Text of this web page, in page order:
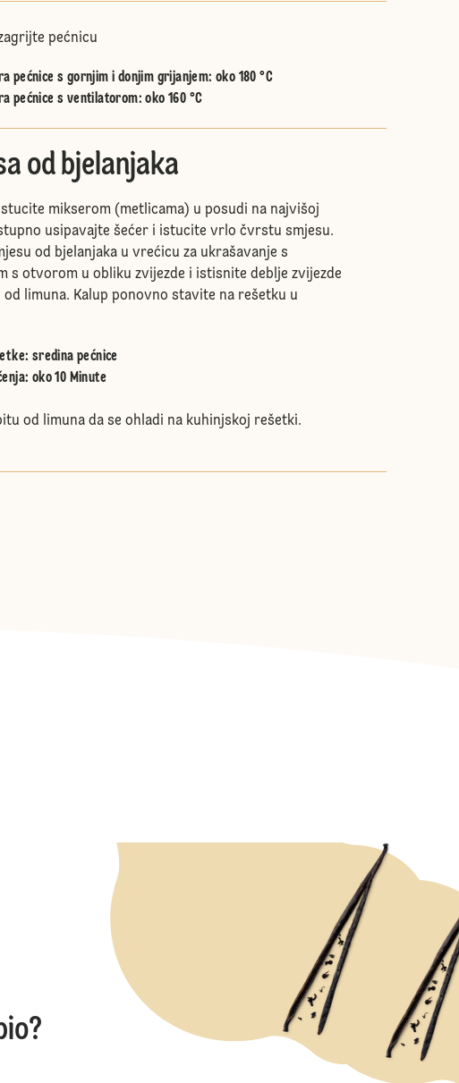
pećnicu
pećnice s gornjim i donjim grijanjem: oko 180 °C
pećnice s ventilatorom: oko 160 °C
od bjelanjaka
mikserom (metlicama) u posudi na najvišoj
usipavajte šećer i istucite vrlo čvrstu smjesu.
od bjelanjaka u vrećicu za ukrašavanje s
s otvorom u obliku zvijezde i istisnite deblje zvijezde
od limuna. Kalup ponovno stavite na rešetku u
: sredina pećnice
oko 10 Minute
od limuna da se ohladi na kuhinjskoj rešetki.